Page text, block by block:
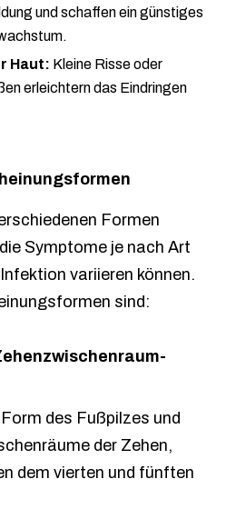
und schaffen ein günstiges
Haut: Kleine Risse oder
erleichtern das Eindringen
Formen
Symptome je nach Art
variieren können.
sind:
des Fußpilzes und
der Zehen,
dem vierten und fünften